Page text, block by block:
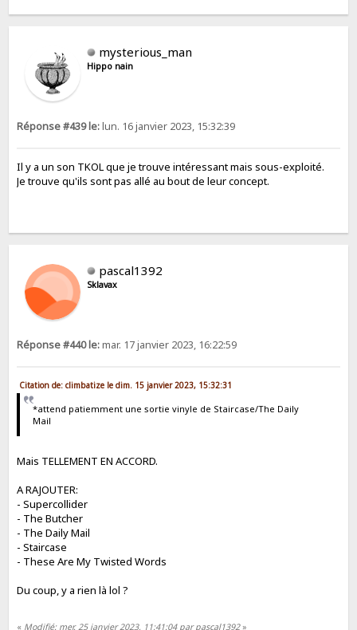
mysterious_man
Hippo nain
Réponse #439 le:lun. 16 janvier 2023, 15:32:39
Il y a un son TKOL que je trouve intéressant mais sous-exploité.
Je trouve qu'ils sont pas allé au bout de leur concept.
pascal1392
Sklavax
Réponse #440 le:mar. 17 janvier 2023, 16:22:59
Citation de: climbatize le dim. 15 janvier 2023, 15:32:31
*attend patiemment une sortie vinyle de Staircase/The Daily
Mail
Mais TELLEMENT EN ACCORD.
A RAJOUTER:
- Supercollider
- The Butcher
- The Daily Mail
- Staircase
- These Are My Twisted Words
Du coup, y a rien là lol ?
« Modifié: mer. 25 janvier 2023, 11:41:04 par pascal1392»